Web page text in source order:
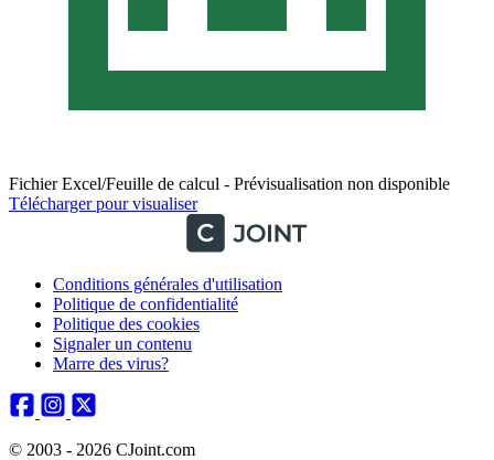
Fichier Excel/Feuille de calcul - Prévisualisation non disponible
Télécharger pour visualiser
Conditions générales d'utilisation
Politique de confidentialité
Politique des cookies
Signaler un contenu
Marre des virus?
© 2003 - 2026 CJoint.com